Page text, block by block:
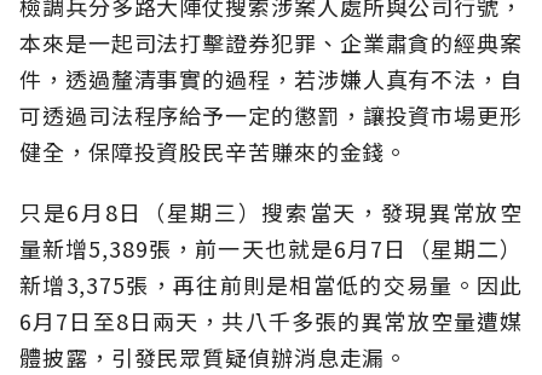
本來是一起司法打擊證券犯罪、企業肅貪的經典案
件，透過釐清事實的過程，若涉嫌人真有不法，自
可透過司法程序給予一定的懲罰，讓投資市場更形
健全，保障投資股民辛苦賺來的金錢。
只是6月8日（星期三）搜索當天，發現異常放空
量新增5,389張，前一天也就是6月7日（星期二）
新增3,375張，再往前則是相當低的交易量。因此
6月7日至8日兩天，共八千多張的異常放空量遭媒
體披露，引發民眾質疑偵辦消息走漏。